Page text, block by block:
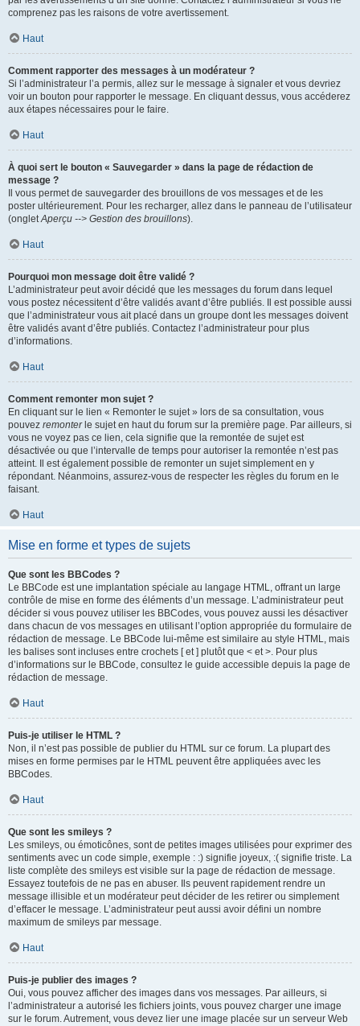
comprenez pas les raisons de votre avertissement.
Haut
Comment rapporter des messages à un modérateur ?
Si l’administrateur l’a permis, allez sur le message à signaler et vous devriez
voir un bouton pour rapporter le message. En cliquant dessus, vous accéderez
aux étapes nécessaires pour le faire.
Haut
À quoi sert le bouton « Sauvegarder » dans la page de rédaction de
message ?
Il vous permet de sauvegarder des brouillons de vos messages et de les
poster ultérieurement. Pour les recharger, allez dans le panneau de l’utilisateur
(ongletAperçu --> Gestion des brouillons).
Haut
Pourquoi mon message doit être validé ?
L’administrateur peut avoir décidé que les messages du forum dans lequel
vous postez nécessitent d’être validés avant d’être publiés. Il est possible aussi
que l’administrateur vous ait placé dans un groupe dont les messages doivent
être validés avant d’être publiés. Contactez l’administrateur pour plus
d’informations.
Haut
Comment remonter mon sujet ?
En cliquant sur le lien « Remonter le sujet » lors de sa consultation, vous
pouvez remonterle sujet en haut du forum sur la première page. Par ailleurs, si
vous ne voyez pas ce lien, cela signifie que la remontée de sujet est
désactivée ou que l’intervalle de temps pour autoriser la remontée n’est pas
atteint. Il est également possible de remonter un sujet simplement en y
répondant. Néanmoins, assurez-vous de respecter les règles du forum en le
faisant.
Haut
Mise en forme et types de sujets
Que sont les BBCodes ?
Le BBCode est une implantation spéciale au langage HTML, offrant un large
contrôle de mise en forme des éléments d’un message. L’administrateur peut
décider si vous pouvez utiliser les BBCodes, vous pouvez aussi les désactiver
dans chacun de vos messages en utilisant l’option appropriée du formulaire de
rédaction de message. Le BBCode lui-même est similaire au style HTML, mais
les balises sont incluses entre crochets [ et ] plutôt que < et >. Pour plus
d’informations sur le BBCode, consultez le guide accessible depuis la page de
rédaction de message.
Haut
Puis-je utiliser le HTML ?
Non, il n’est pas possible de publier du HTML sur ce forum. La plupart des
mises en forme permises par le HTML peuvent être appliquées avec les
BBCodes.
Haut
Que sont les smileys ?
Les smileys, ou émoticônes, sont de petites images utilisées pour exprimer des
sentiments avec un code simple, exemple : :) signifie joyeux, :( signifie triste. La
liste complète des smileys est visible sur la page de rédaction de message.
Essayez toutefois de ne pas en abuser. Ils peuvent rapidement rendre un
message illisible et un modérateur peut décider de les retirer ou simplement
d’effacer le message. L’administrateur peut aussi avoir défini un nombre
maximum de smileys par message.
Haut
Puis-je publier des images ?
Oui, vous pouvez afficher des images dans vos messages. Par ailleurs, si
l’administrateur a autorisé les fichiers joints, vous pouvez charger une image
sur le forum. Autrement, vous devez lier une image placée sur un serveur Web